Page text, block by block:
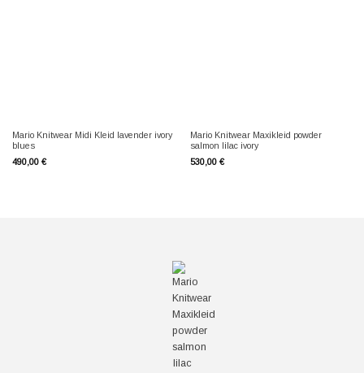
Mario Knitwear Midi Kleid lavender ivory
blues
490,00 €
Mario Knitwear Maxikleid powder
salmon lilac ivory
530,00 €